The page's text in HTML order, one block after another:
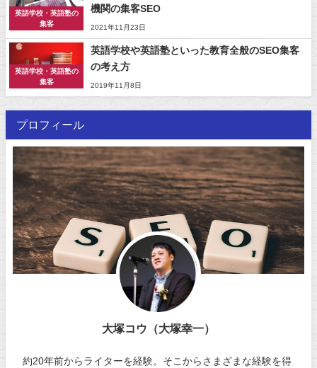
英語学校・英語塾の
集客
機関の集客SEO
2021年11月23日
英語学校・英語塾の
集客
英語学校や英語塾といった教育全般のSEO集客
の考え方
2019年11月8日
プロフィール
大塚コウ（大塚幸一）
約20年前からライターを経験。そこからさまざまな経験を得